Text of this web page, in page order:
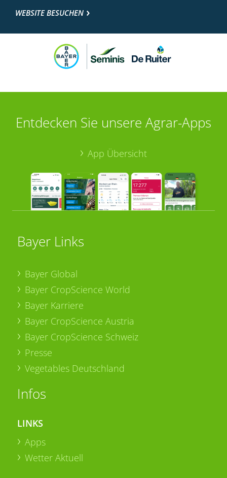
WEBSITE BESUCHEN
Entdecken Sie unsere Agrar-Apps
App Übersicht
Bayer Links
Bayer Global
Bayer CropScience World
Bayer Karriere
Bayer CropScience Austria
Bayer CropScience Schweiz
Presse
Vegetables Deutschland
Infos
LINKS
Apps
Wetter Aktuell